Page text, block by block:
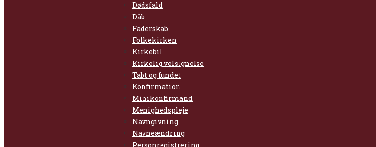
Dødsfald
Dåb
Faderskab
Folkekirken
Kirkebil
Kirkelig velsignelse
Tabt og fundet
Konfirmation
Minikonfirmand
Menighedspleje
Navngivning
Navneændring
Personregistrering